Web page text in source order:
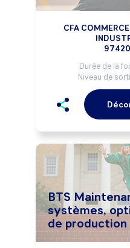
CFA
97420
Durée de la
Niveau de
BTS
systèmes,
de production